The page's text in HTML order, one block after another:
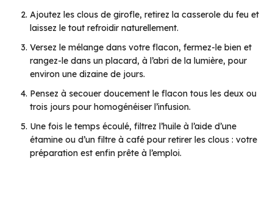
Ajoutez les clous de girofle, retirez la casserole du feu et
laissez le tout refroidir naturellement.
Versez le mélange dans votre flacon, fermez-le bien et
rangez-le dans un placard, à l’abri de la lumière, pour
environ une dizaine de jours.
Pensez à secouer doucement le flacon tous les deux ou
trois jours pour homogénéiser l’infusion.
Une fois le temps écoulé, filtrez l’huile à l’aide d’une
étamine ou d’un filtre à café pour retirer les clous : votre
préparation est enfin prête à l’emploi.